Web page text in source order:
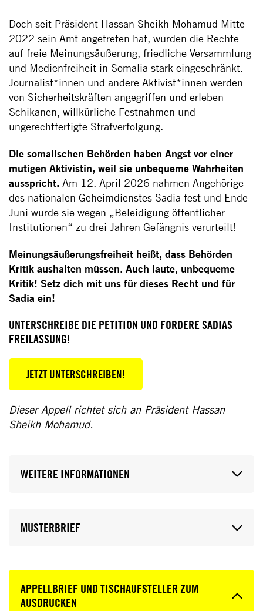
Doch seit Präsident Hassan Sheikh Mohamud Mitte
2022 sein Amt angetreten hat, wurden die Rechte
auf freie Meinungsäußerung, friedliche Versammlung
und Medienfreiheit in Somalia stark eingeschränkt.
Journalist*innen und andere Aktivist*innen werden
von Sicherheitskräften angegriffen und erleben
Schikanen, willkürliche Festnahmen und
ungerechtfertigte Strafverfolgung.
Die somalischen Behörden haben Angst vor einer
mutigen Aktivistin, weil sie unbequeme Wahrheiten
ausspricht. Am 12. April 2026 nahmen Angehörige
des nationalen Geheimdienstes Sadia fest und Ende
Juni wurde sie wegen „Beleidigung öffentlicher
Institutionen“ zu drei Jahren Gefängnis verurteilt!
Meinungsäußerungsfreiheit heißt, dass Behörden
Kritik aushalten müssen. Auch laute, unbequeme
Kritik! Setz dich mit uns für dieses Recht und für
Sadia ein!
UNTERSCHREIBE DIE PETITION UND FORDERE SADIAS
FREILASSUNG!
JETZT UNTERSCHREIBEN!
Dieser Appell richtet sich an Präsident Hassan
Sheikh Mohamud.
WEITERE INFORMATIONEN
MUSTERBRIEF
APPELLBRIEF UND TISCHAUFSTELLER ZUM
AUSDRUCKEN